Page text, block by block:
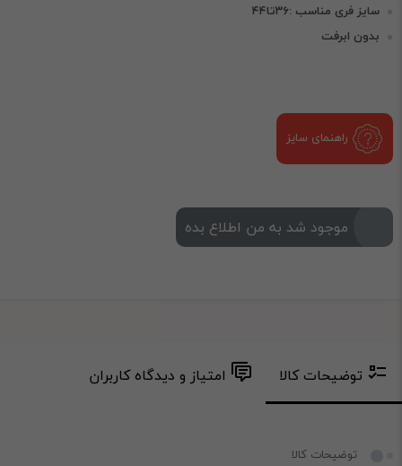
سایز فری مناسب :۳۶تا۴۴
بدون ابرفت
راهنمای سایز
موجود شد به من اطلاع بده
توضیحات کالا امتیاز و دیدگاه کاربران
توضیحات کالا